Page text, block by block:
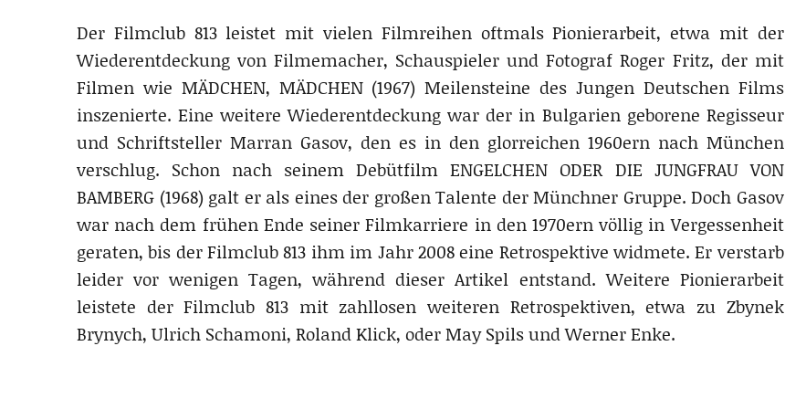
Der Filmclub 813 leistet mit vielen Filmreihen oftmals Pionierarbeit, etwa mit der
Wiederentdeckung von Filmemacher, Schauspieler und Fotograf Roger Fritz, der mit
Filmen wie MÄDCHEN, MÄDCHEN (1967) Meilensteine des Jungen Deutschen Films
inszenierte. Eine weitere Wiederentdeckung war der in Bulgarien geborene Regisseur
und Schriftsteller Marran Gasov, den es in den glorreichen 1960ern nach München
verschlug. Schon nach seinem Debütfilm ENGELCHEN ODER DIE JUNGFRAU VON
BAMBERG (1968) galt er als eines der großen Talente der Münchner Gruppe. Doch Gasov
war nach dem frühen Ende seiner Filmkarriere in den 1970ern völlig in Vergessenheit
geraten, bis der Filmclub 813 ihm im Jahr 2008 eine Retrospektive widmete. Er verstarb
leider vor wenigen Tagen, während dieser Artikel entstand. Weitere Pionierarbeit
leistete der Filmclub 813 mit zahllosen weiteren Retrospektiven, etwa zu Zbynek
Brynych, Ulrich Schamoni, Roland Klick, oder May Spils und Werner Enke.